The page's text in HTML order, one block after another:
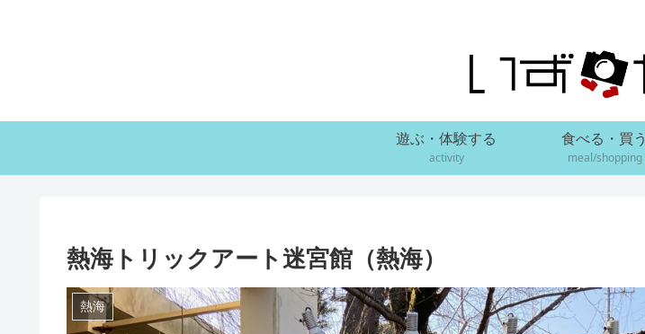
遊ぶ・体験する
activity
食べる・買う
meal/shopping
熱海トリックアート迷宮館（熱海）
熱海